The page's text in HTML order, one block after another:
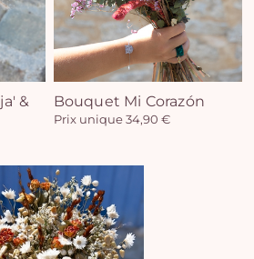
&
Bouquet Mi Corazón
Prix unique 34,90 €